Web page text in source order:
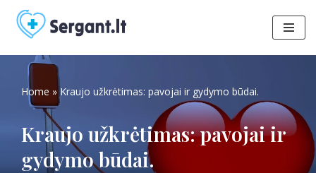
Skip
to
content
Home »Kraujo užkrėtimas: pavojai ir gydymo būdai.
Kraujo užkrėtimas: pavojai ir
gydymo būdai.